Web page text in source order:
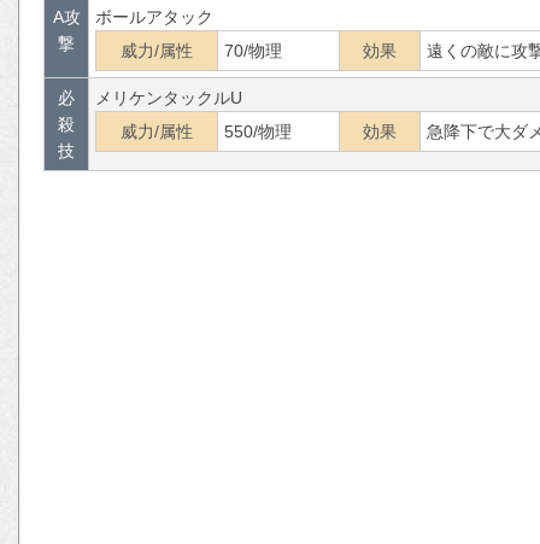
A攻
撃
ボールアタック
威力/属性
70/物理 効果 遠くの敵に攻
必
殺
技
メリケンタックルU
威力/属性
550/物理 効果 急降下で大ダ